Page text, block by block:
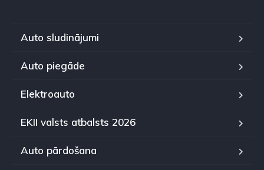
Auto sludinājumi
Auto piegāde
Elektroauto
EKII valsts atbalsts 2026
Auto pārdošana